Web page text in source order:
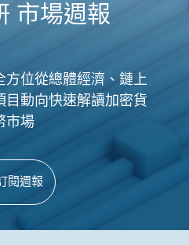
市場週報
方位從總體經濟、鏈上
目動向快速解讀加密貨
市場
閱週報